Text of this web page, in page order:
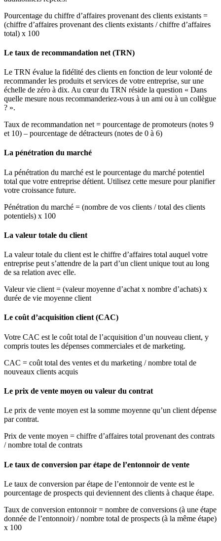
Pourcentage du chiffre d’affaires provenant des clients existants =
(chiffre d’affaires provenant des clients existants / chiffre d’affaires
total) x 100
Le taux de recommandation net (TRN)
Le TRN évalue la fidélité des clients en fonction de leur volonté de
recommander les produits et services de votre entreprise, sur une
échelle de zéro à dix. Au cœur du TRN réside la question « Dans
quelle mesure nous recommanderiez-vous à un ami ou à un collègue
? ».
Taux de recommandation net = pourcentage de promoteurs (notes 9
et 10) – pourcentage de détracteurs (notes de 0 à 6)
La pénétration du marché
La pénétration du marché est le pourcentage du marché potentiel
total que votre entreprise détient. Utilisez cette mesure pour planifier
votre croissance future.
Pénétration du marché = (nombre de vos clients / total des clients
potentiels) x 100
La valeur totale du client
La valeur totale du client est le chiffre d’affaires total auquel votre
entreprise peut s’attendre de la part d’un client unique tout au long
de sa relation avec elle.
Valeur vie client = (valeur moyenne d’achat x nombre d’achats) x
durée de vie moyenne client
Le coût d’acquisition client (CAC)
Votre CAC est le coût total de l’acquisition d’un nouveau client, y
compris toutes les dépenses commerciales et de marketing.
CAC = coût total des ventes et du marketing / nombre total de
nouveaux clients acquis
Le prix de vente moyen ou valeur du contrat
Le prix de vente moyen est la somme moyenne qu’un client dépense
par contrat.
Prix de vente moyen = chiffre d’affaires total provenant des contrats
/ nombre total de contrats
Le taux de conversion par étape de l’entonnoir de vente
Le taux de conversion par étape de l’entonnoir de vente est le
pourcentage de prospects qui deviennent des clients à chaque étape.
Taux de conversion entonnoir = nombre de conversions (à une étape
donnée de l’entonnoir) / nombre total de prospects (à la même étape)
x 100